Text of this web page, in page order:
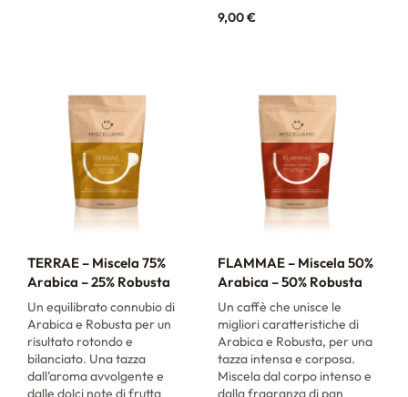
9,00€
TERRAE – Miscela 75%
Arabica – 25% Robusta
Un equilibrato connubio di
Arabica e Robusta per un
risultato rotondo e
bilanciato. Una tazza
dall’aroma avvolgente e
dalle dolci note di frutta
FLAMMAE – Miscela 50%
Arabica – 50% Robusta
Un caffè che unisce le
migliori caratteristiche di
Arabica e Robusta, per una
tazza intensa e corposa.
Miscela dal corpo intenso e
dalla fragranza di pan